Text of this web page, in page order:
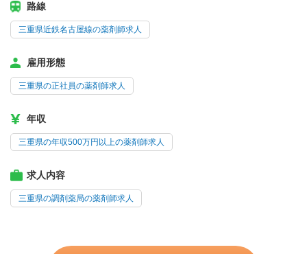
路線
三重県近鉄名古屋線の薬剤師求人
雇用形態
三重県の正社員の薬剤師求人
年収
三重県の年収500万円以上の薬剤師求人
求人内容
三重県の調剤薬局の薬剤師求人